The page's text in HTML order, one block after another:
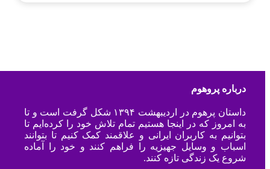
درباره پروهوم
داستان پرهوم در اردیبهشت ۱۳۹۴ شکل گرفت است و تا
به امروز که در اینجا هستیم تمام تلاش خود را کرده‌ایم تا
بتوانیم به کاربران ایرانی و علاقمند کمک کنیم تا بتوانند
اسباب و وسایل جهیزیه را فراهم کنند و خود را آماده
شروع یک زندگی تازه کنند.